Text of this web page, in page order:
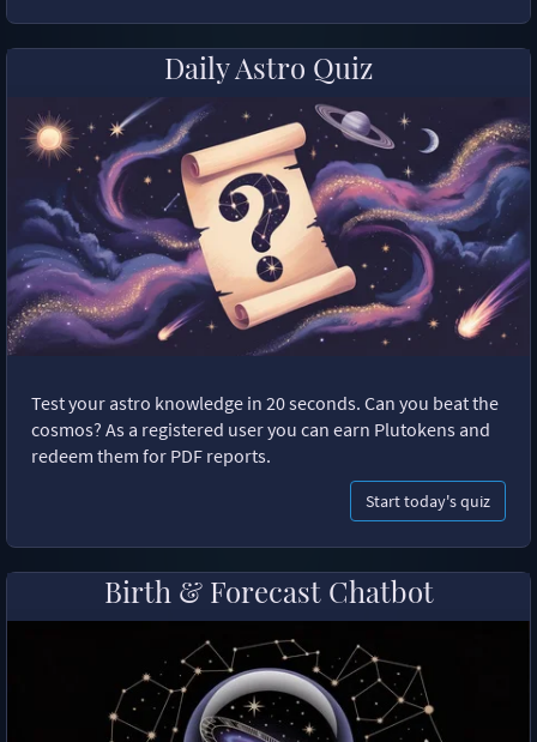
Daily Astro Quiz
Test your astro knowledge in 20 seconds. Can you beat the
cosmos? As a registered user you can earn Plutokens and
redeem them for PDF reports.
Start today's quiz
Birth & Forecast Chatbot